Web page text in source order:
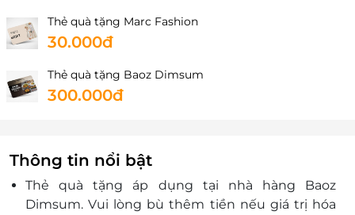
Thẻ quà tặng Marc Fashion
30.000đ
Thẻ quà tặng Baoz Dimsum
300.000đ
Thông tin nổi bật
Thẻ quà tặng áp dụng tại nhà hàng Baoz
Dimsum. Vui lòng bù thêm tiền nếu giá trị hóa